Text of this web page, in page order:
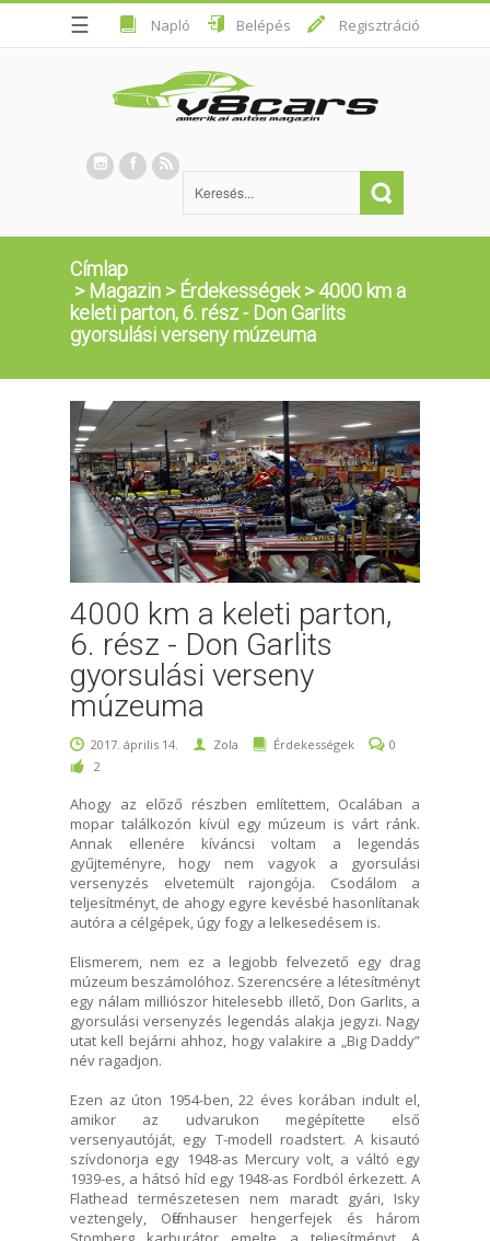
☰ Napló Belépés Regisztráció
Címlap
> Magazin > Érdekességek>4000 km a
keleti parton, 6. rész - Don Garlits
gyorsulási verseny múzeuma
4000 km a keleti parton,
6. rész - Don Garlits
gyorsulási verseny
múzeuma
2017. április 14. Zola Érdekességek
0
2
Ahogy az előző részben említettem, Ocalában a
mopar találkozón kívül egy múzeum is várt ránk.
Annak ellenére kíváncsi voltam a legendás
gyűjteményre, hogy nem vagyok a gyorsulási
versenyzés elvetemült rajongója. Csodálom a
teljesítményt, de ahogy egyre kevésbé hasonlítanak
autóra a célgépek, úgy fogy a lelkesedésem is.
Elismerem, nem ez a legjobb felvezető egy drag
múzeum beszámolóhoz. Szerencsére a létesítményt
egy nálam milliószor hitelesebb illető, Don Garlits, a
gyorsulási versenyzés legendás alakja jegyzi. Nagy
utat kell bejárni ahhoz, hogy valakire a „Big Daddy”
név ragadjon.
Ezen az úton 1954-ben, 22 éves korában indult el,
amikor az udvarukon megépítette első
versenyautóját, egy T-modell roadstert. A kisautó
szívdonorja egy 1948-as Mercury volt, a váltó egy
1939-es, a hátsó híd egy 1948-as Fordból érkezett. A
Flathead természetesen nem maradt gyári, Isky
veztengely, Offenhauser hengerfejek és három